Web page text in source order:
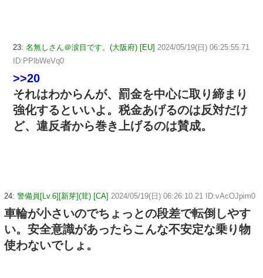
23: 名無しさん＠涙目です。(大阪府) [EU] 2024/05/19(日) 06:25:55.71
ID:PPlbWeVq0
>>20
それはわからんが、罰金を中心に取り締まり
強化するといいよ。税金あげるのは反対だけ
ど、違反者から巻き上げるのは賛成。
24: 警備員[Lv.6][新芽](茸) [CA] 2024/05/19(日) 06:26:10.21 ID:vAcOJpim0
車輪が小さいのでちょっとの段差で転倒しやす
い。安全意識があったらこんな不安定な乗り物
使わないでしょ。